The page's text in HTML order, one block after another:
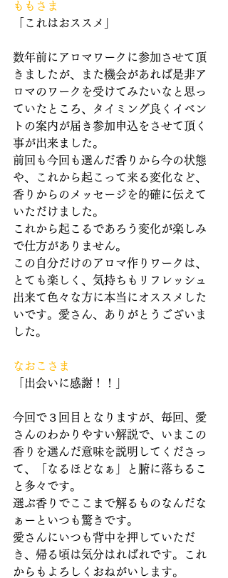
ももさま
「これはおススメ」
数年前にアロマワークに参加させて頂
きましたが、また機会があれば是非ア
ロマのワークを受けてみたいなと思っ
ていたところ、タイミング良くイベン
トの案内が届き参加申込をさせて頂く
事が出来ました。
前回も今回も選んだ香りから今の状態
や、これから起こって来る変化など、
香りからのメッセージを的確に伝えて
いただけました。
これから起こるであろう変化が楽しみ
で仕方がありません。
この自分だけのアロマ作りワークは、
とても楽しく、気持ちもリフレッシュ
出来て色々な方に本当にオススメした
いです。愛さん、ありがとうございま
した。
なおこさま
「出会いに感謝！！」
今回で３回目となりますが、毎回、愛
さんのわかりやすい解説で、いまこの
香りを選んだ意味を説明してくださっ
て、「なるほどなぁ」と腑に落ちるこ
と多々です。
選ぶ香りでここまで解るものなんだな
ぁーといつも驚きです。
愛さんにいつも背中を押していただ
き、帰る頃は気分はればれです。これ
からもよろしくおねがいします。